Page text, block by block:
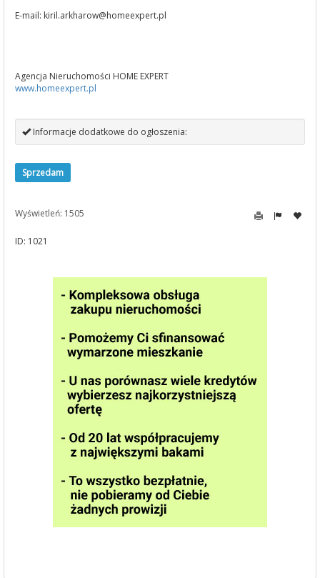
E-mail: kiril.arkharow@homeexpert.pl
Agencja Nieruchomości HOME EXPERT
www.homeexpert.pl
Informacje dodatkowe do ogłoszenia:
Sprzedam
Wyświetleń: 1505
ID: 1021